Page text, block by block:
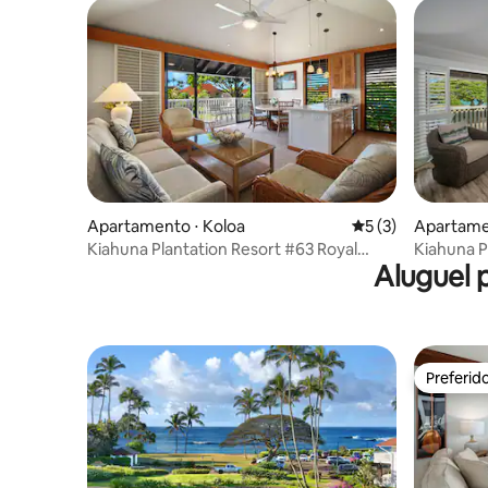
Apartamento ⋅ Koloa 5 de uma
5 (3)
Kiahuna Plantation Resort #63 Royal
Kiahuna
2BD/2BA
Aluguel